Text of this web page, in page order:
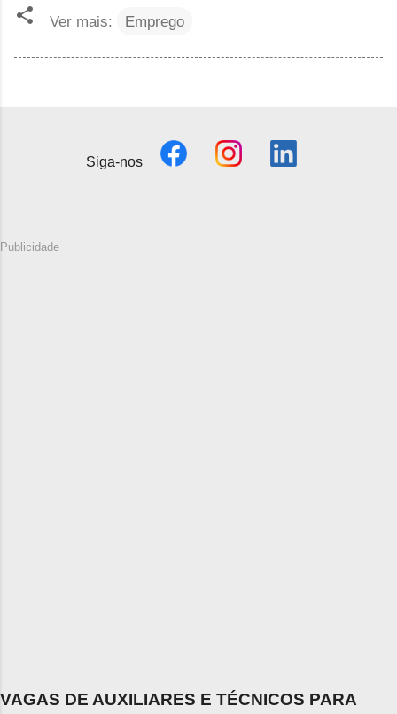
Ver mais: Emprego
Siga-nos
Publicidade
VAGAS DE AUXILIARES E TÉCNICOS PARA